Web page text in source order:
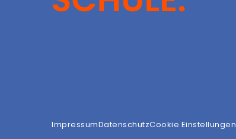
ImpressumDatenschutzCookie Einstellungen